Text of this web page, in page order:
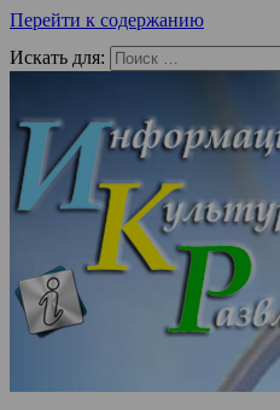
Перейти к содержанию
Искать для: